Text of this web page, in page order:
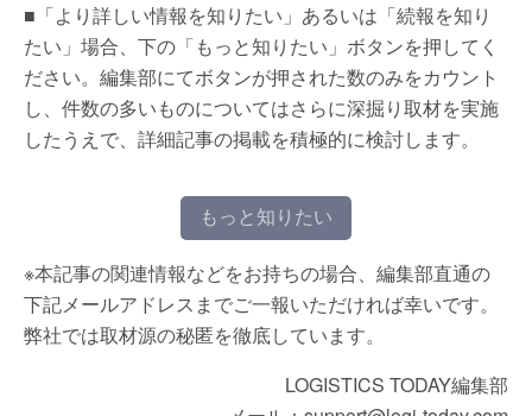
■「より詳しい情報を知りたい」あるいは「続報を知り
たい」場合、下の「もっと知りたい」ボタンを押してく
ださい。編集部にてボタンが押された数のみをカウント
し、件数の多いものについてはさらに深掘り取材を実施
したうえで、詳細記事の掲載を積極的に検討します。
もっと知りたい
※本記事の関連情報などをお持ちの場合、編集部直通の
下記メールアドレスまでご一報いただければ幸いです。
弊社では取材源の秘匿を徹底しています。
LOGISTICS TODAY編集部